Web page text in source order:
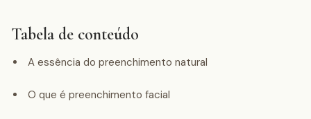
Tabela de conteúdo
A essência do preenchimento natural
O que é preenchimento facial